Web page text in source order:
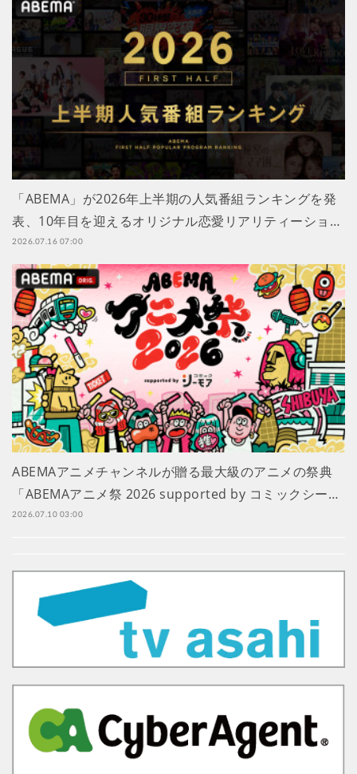
「ABEMA」が2026年上半期の人気番組ランキングを発
表、10年目を迎えるオリジナル恋愛リアリティーショ…
2026.07.16 07:00
ABEMAアニメチャンネルが贈る最大級のアニメの祭典
「ABEMAアニメ祭 2026 supported by コミックシー…
2026.07.10 03:00